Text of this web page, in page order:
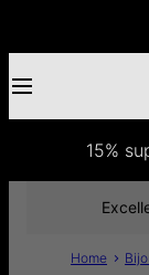
15%
Home